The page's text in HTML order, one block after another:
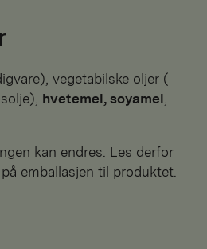
hvetemel, soyamel,
kan endres. Les derfor
emballasjen til produktet.